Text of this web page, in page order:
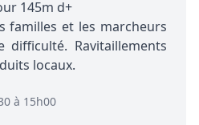
à 15h00
145m d+
familles et les marcheurs
difficulté. Ravitaillements
locaux.